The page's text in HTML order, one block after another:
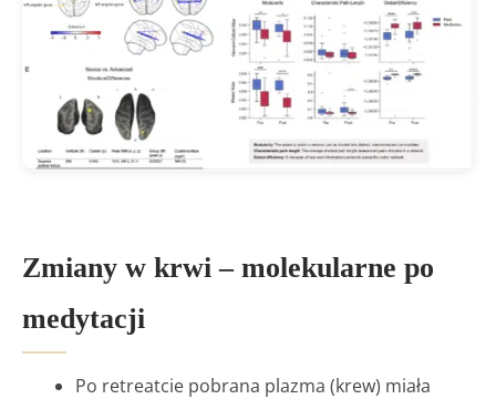
Zmiany w krwi – molekularne po
medytacji
Po retreatcie pobrana plazma (krew) miała